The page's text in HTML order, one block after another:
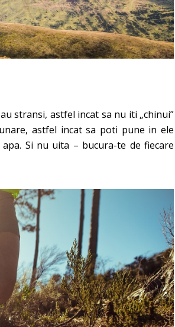
stransi, astfel incat sa nu iti „chinui”
astfel incat sa poti pune in ele
Si nu uita – bucura-te de fiecare